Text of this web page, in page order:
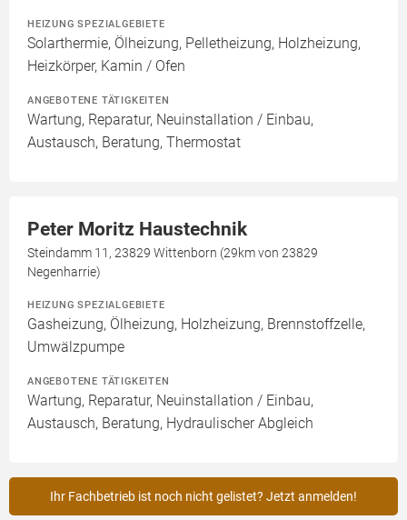
HEIZUNG SPEZIALGEBIETE
Solarthermie, Ölheizung, Pelletheizung, Holzheizung,
Heizkörper, Kamin / Ofen
ANGEBOTENE TÄTIGKEITEN
Wartung, Reparatur, Neuinstallation / Einbau,
Austausch, Beratung, Thermostat
Peter Moritz Haustechnik
Steindamm 11, 23829 Wittenborn (29km von 23829
Negenharrie)
HEIZUNG SPEZIALGEBIETE
Gasheizung, Ölheizung, Holzheizung, Brennstoffzelle,
Umwälzpumpe
ANGEBOTENE TÄTIGKEITEN
Wartung, Reparatur, Neuinstallation / Einbau,
Austausch, Beratung, Hydraulischer Abgleich
Ihr Fachbetrieb ist noch nicht gelistet? Jetzt anmelden!